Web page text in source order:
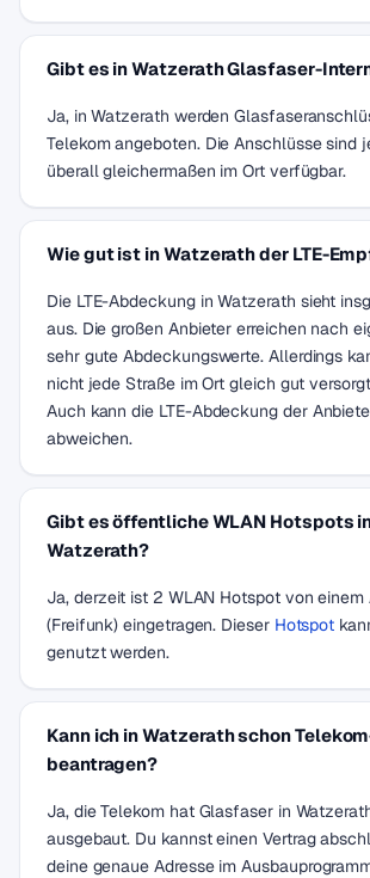
Gibt es in Watzerath Glasfaser-
Ja, in Watzerath werden
Telekom angeboten. Die Anschlüsse sind
überall gleichermaßen im Ort verfügbar.
Wie gut ist in Watzerath der LTE-
Die LTE-Abdeckung in Watzerath sieht
aus. Die großen Anbieter erreichen nach
sehr gute Abdeckungswerte. Allerdings
nicht jede Straße im Ort gleich gut
Auch kann die LTE-Abdeckung der
abweichen.
Gibt es öffentliche WLAN Hotspots
Watzerath?
Ja, derzeit ist 2 WLAN Hotspot von einem
(Freifunk) eingetragen. Dieser Hotspot
genutzt werden.
Kann ich in Watzerath schon
beantragen?
Ja, die Telekom hat Glasfaser in
ausgebaut. Du kannst einen Vertrag
deine genaue Adresse im